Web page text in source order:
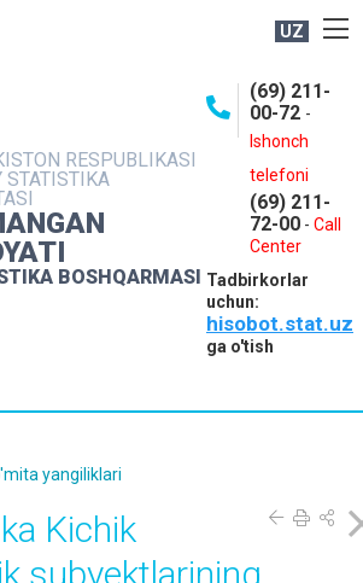
UZ
RESPUBLIKASI
STATISTIKA
BOSHQARMASI
(69) 211-
00-72 -
Ishonch
telefoni
(69) 211-
72-00 - Call
Center
Tadbirkorlar
uchun:
hisobot.stat.uz
ga o'tish
NASHRLAR
XIZMATLAR
MATBUOT XIZMATI
MUROJAATLAR
yangiliklari
Kichik
subyektlarining